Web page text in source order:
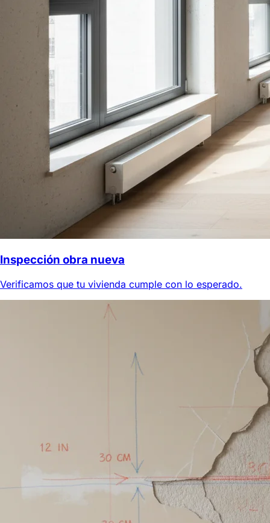
Inspección obra nueva
Verificamos que tu vivienda cumple con lo esperado.